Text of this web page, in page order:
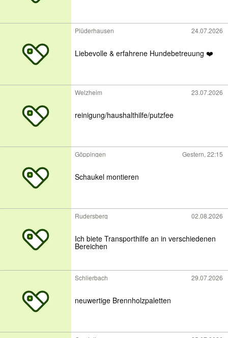
Plüderhausen 24.07.2026
Liebevolle & erfahrene Hundebetreuung ❤️
Welzheim 23.07.2026
reinigung/haushalthilfe/putzfee
Göppingen Gestern, 22:15
Schaukel montieren
Rudersberg 02.08.2026
Ich biete Transporthilfe an in verschiedenen
Bereichen
Schlierbach 29.07.2026
neuwertige Brennholzpaletten